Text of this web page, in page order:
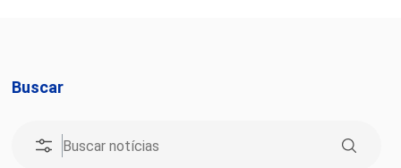
Buscar